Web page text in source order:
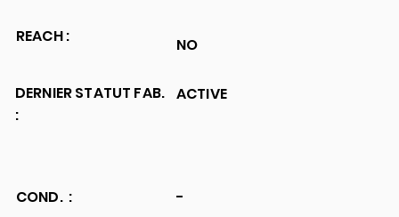
REACH :
DERNIER STATUT FAB.
:
NO
ACTIVE
COND. : -